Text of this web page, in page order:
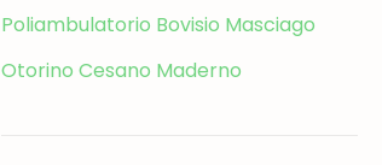
Poliambulatorio Bovisio Masciago
Otorino Cesano Maderno